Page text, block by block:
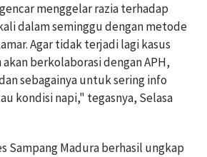
menggelar razia terhadap
dalam seminggu dengan metode
Agar tidak terjadi lagi kasus
akan berkolaborasi dengan APH,
sebagainya untuk sering info
kondisi napi," tegasnya, Selasa
Sampang Madura berhasil ungkap